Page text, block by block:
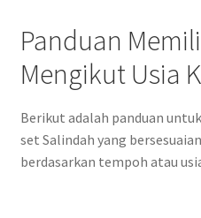
Panduan
Mengikut Usia
Berikut adalah panduan
set Salindah yang bersesuaian
berdasarkan tempoh atau